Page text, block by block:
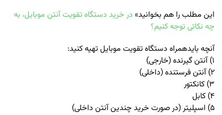
این مطلب را هم بخوانید» در خرید دستگاه تقویت آنتن موبایل، به
چه نکاتی توجه کنیم؟
آنچه بایدهمراه دستگاه تقویت موبایل تهیه کنید:
۱) آنتن گیرنده (خارجی)
۲) آنتن فرستنده (داخلی)
۳) کانکتور
۴) کابل
۵) اسپلیتر (در صورت خرید چندین آنتن داخلی)